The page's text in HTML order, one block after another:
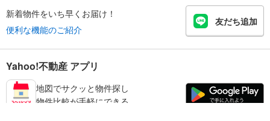
新着物件をいち早くお届け！
便利な機能のご紹介
友だち追加
Yahoo!不動産 アプリ
地図でサクッと物件探し
物件比較が手軽にできる